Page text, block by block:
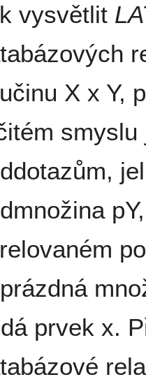
vysvětlit
X x Y,
smyslu
prvek x.